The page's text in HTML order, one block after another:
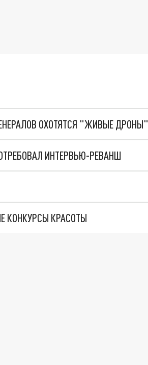
ОХОТЯТСЯ "ЖИВЫЕ ДРОНЫ"
ИНТЕРВЬЮ-РЕВАНШ
КОНКУРСЫ КРАСОТЫ